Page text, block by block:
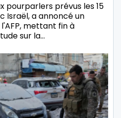
pourparlers prévus les 15
Israël, a annoncé un
mettant fin à
sur la…